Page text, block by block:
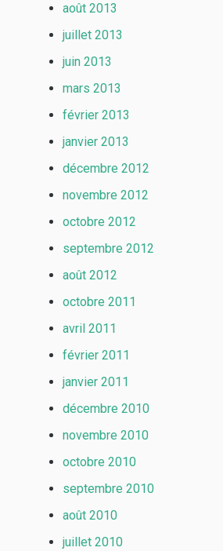
août 2013
juillet 2013
juin 2013
mars 2013
février 2013
janvier 2013
décembre 2012
novembre 2012
octobre 2012
septembre 2012
août 2012
octobre 2011
avril 2011
février 2011
janvier 2011
décembre 2010
novembre 2010
octobre 2010
septembre 2010
août 2010
juillet 2010